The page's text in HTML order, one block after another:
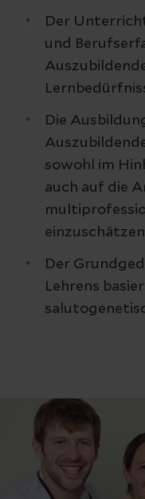
Der
und
Die
sowohl im
auch auf die
Der
Lehrens